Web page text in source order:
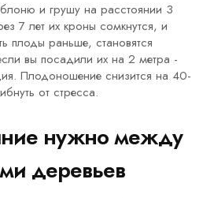
и грушу на расстоянии 3
7 лет их кроны сомкнутся, и
плоды раньше, становятся
вы посадили их на 2 метра -
Плодоношение снизится на 40-
от стресса.
нужно между
деревьев